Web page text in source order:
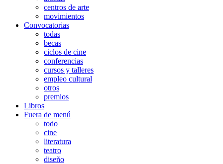
centros de arte
movimientos
Convocatorias
todas
becas
ciclos de cine
conferencias
cursos y talleres
empleo cultural
otros
premios
Libros
Fuera de menú
todo
cine
literatura
teatro
diseño